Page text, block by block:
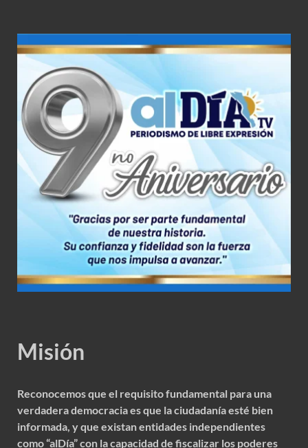
Misión
Reconocemos que el requisito fundamental para una
verdadera democracia es que la ciudadanía esté bien
informada, y que existan entidades independientes
como “alDía” con la capacidad de fiscalizar los poderes